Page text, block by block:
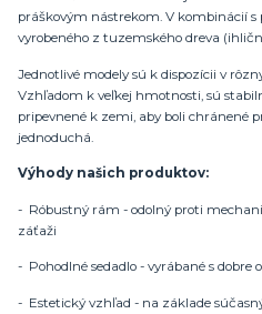
práškovým nástrekom. V kombinácií
vyrobeného z tuzemského dreva
Jednotlivé modely sú k dispozícii v
Vzhľadom k veľkej hmotnosti, sú
pripevnené k zemi, aby boli chránené
jednoduchá.
Výhody našich produktov:
- Róbustný rám - odolný proti
záťaži
- Pohodlné sedadlo - vyrábané s dobre
- Estetický vzhľad - na základe